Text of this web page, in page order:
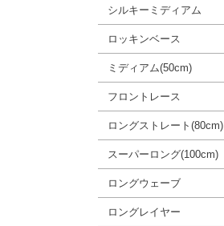
シルキーミディアム
ロッキンベース
ミディアム(50cm)
フロントレース
ロングストレート(80cm)
スーパーロング(100cm)
ロングウェーブ
ロングレイヤー